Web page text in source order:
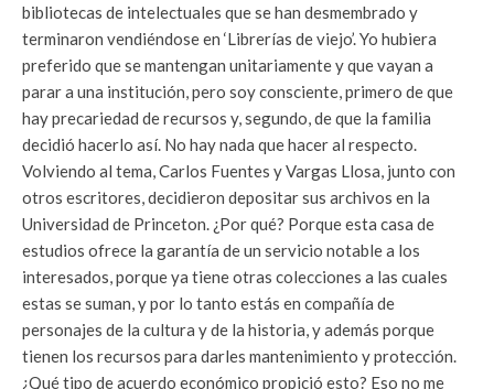
bibliotecas de intelectuales que se han desmembrado y
terminaron vendiéndose en ‘Librerías de viejo’. Yo hubiera
preferido que se mantengan unitariamente y que vayan a
parar a una institución, pero soy consciente, primero de que
hay precariedad de recursos y, segundo, de que la familia
decidió hacerlo así. No hay nada que hacer al respecto.
Volviendo al tema, Carlos Fuentes y Vargas Llosa, junto con
otros escritores, decidieron depositar sus archivos en la
Universidad de Princeton. ¿Por qué? Porque esta casa de
estudios ofrece la garantía de un servicio notable a los
interesados, porque ya tiene otras colecciones a las cuales
estas se suman, y por lo tanto estás en compañía de
personajes de la cultura y de la historia, y además porque
tienen los recursos para darles mantenimiento y protección.
¿Qué tipo de acuerdo económico propició esto? Eso no me